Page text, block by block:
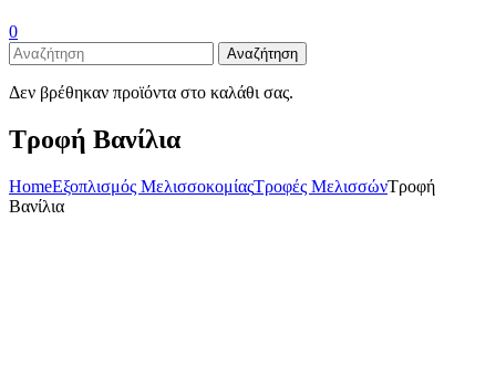
0
Αναζήτηση
Δεν βρέθηκαν προϊόντα στο καλάθι σας.
Τροφή Βανίλια
HomeΕξοπλισμός ΜελισσοκομίαςΤροφές ΜελισσώνΤροφή
Βανίλια